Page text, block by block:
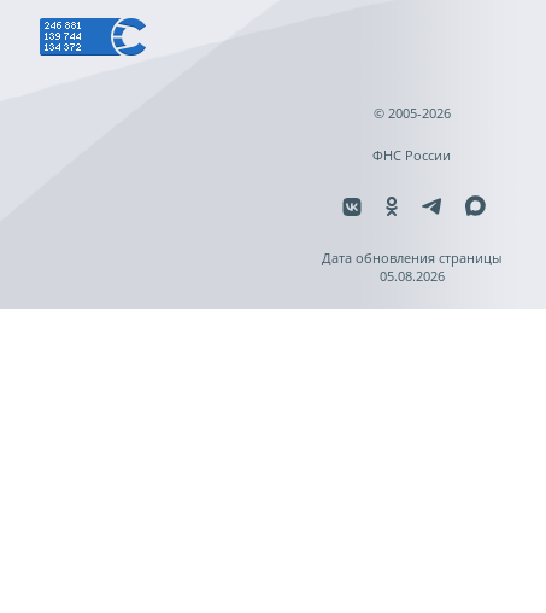
© 2005-2026
ФНС России
Дата обновления страницы
05.08.2026